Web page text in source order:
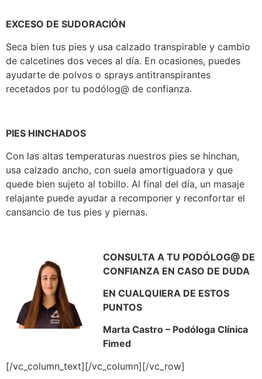
EXCESO DE SUDORACIÓN
Seca bien tus pies y usa calzado transpirable y cambio
de calcetines dos veces al día. En ocasiones, puedes
ayudarte de polvos o sprays antitranspirantes
recetados por tu podólog@ de confianza.
PIES HINCHADOS
Con las altas temperaturas nuestros pies se hinchan,
usa calzado ancho, con suela amortiguadora y que
quede bien sujeto al tobillo. Al final del día, un masaje
relajante puede ayudar a recomponer y reconfortar el
cansancio de tus pies y piernas.
CONSULTA A TU PODÓLOG@ DE
CONFIANZA EN CASO DE DUDA
EN CUALQUIERA DE ESTOS
PUNTOS
Marta Castro – Podóloga Clínica
Fimed
[/vc_column_text][/vc_column][/vc_row]